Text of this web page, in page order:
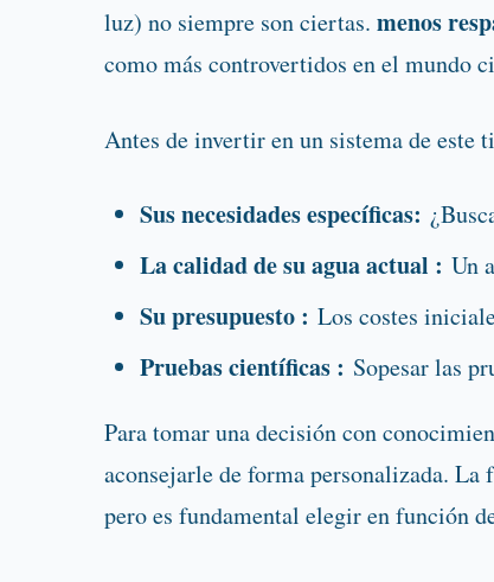
luz) no siempre son ciertas. menos
como más controvertidos en el mundo
Antes de invertir en un sistema de este
Sus necesidades específicas:
La calidad de su agua actual : Un
Su presupuesto : Los costes
Pruebas científicas : Sopesar las
Para tomar una decisión con
aconsejarle de forma personalizada.
pero es fundamental elegir en función